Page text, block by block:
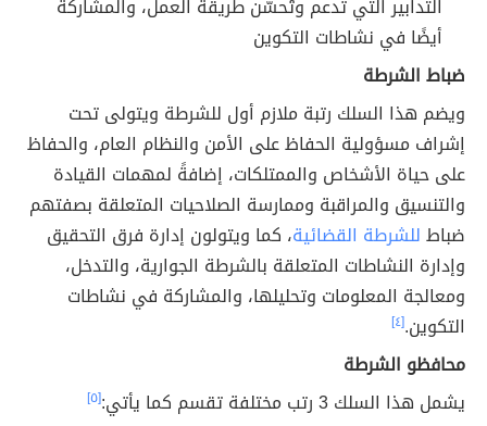
التدابير التي تدعم وتُحسّن طريقة العمل، والمشاركة
أيضًا في نشاطات التكوين
ضباط الشرطة
ويضم هذا السلك رتبة ملازم أول للشرطة ويتولى تحت
إشراف مسؤولية الحفاظ على الأمن والنظام العام، والحفاظ
على حياة الأشخاص والممتلكات، إضافةً لمهمات القيادة
والتنسيق والمراقبة وممارسة الصلاحيات المتعلقة بصفتهم
ضباطللشرطة القضائية، كما ويتولون إدارة فرق التحقيق
وإدارة النشاطات المتعلقة بالشرطة الجوارية، والتدخل،
ومعالجة المعلومات وتحليلها، والمشاركة في نشاطات
التكوين.[٤]
محافظو الشرطة
يشمل هذا السلك 3 رتب مختلفة تقسم كما يأتي:
[٥]